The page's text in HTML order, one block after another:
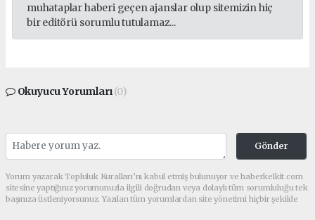
muhataplar haberi geçen ajanslar olup sitemizin hiç
bir editörü sorumlu tutulamaz...
Okuyucu Yorumları(0)
Gönder
Yorum yazarak Topluluk Kuralları’nı kabul etmiş bulunuyor ve haberkelkit.com
sitesine yaptığınız yorumunuzla ilgili doğrudan veya dolaylı tüm sorumluluğu tek
başınıza üstleniyorsunuz. Yazılan tüm yorumlardan site yönetimi hiçbir şekilde